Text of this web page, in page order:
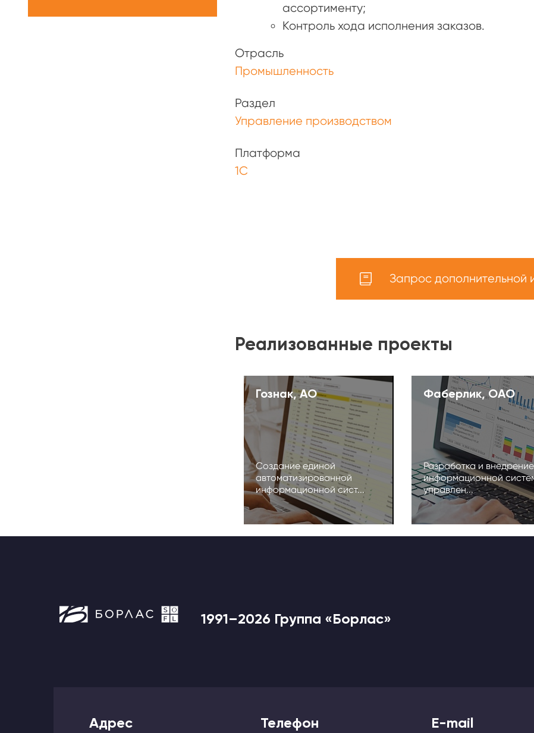
ассортименту;
Контроль хода исполнения заказов.
Отрасль
Промышленность
Раздел
Управление производством
Платформа
1С
Запрос дополнительной
Реализованные проекты
Гознак, АО
Создание единой
автоматизированной
информационной сист...
Фаберлик, ОАО
Разработка и внедрение
информационной
управлен...
1991–2026 Группа «Борлас»
Адрес Телефон E-mail